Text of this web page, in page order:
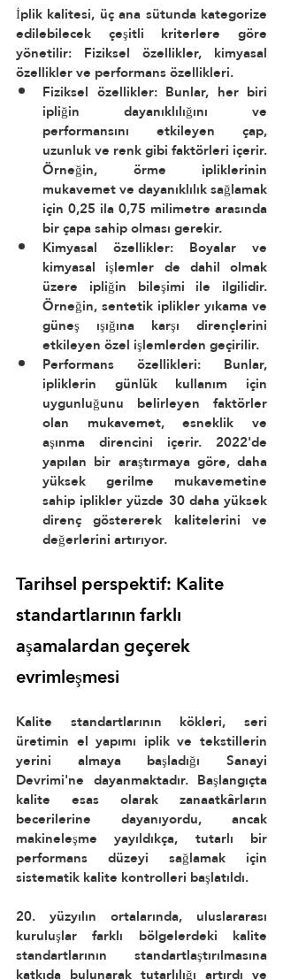
İplik kalitesi, üç ana sütunda kategorize
edilebilecek çeşitli kriterlere göre
yönetilir: Fiziksel özellikler, kimyasal
özellikler ve performans özellikleri.
Fiziksel özellikler: Bunlar, her biri
ipliğin dayanıklılığını ve
performansını etkileyen çap,
uzunluk ve renk gibi faktörleri içerir.
Örneğin, örme ipliklerinin
mukavemet ve dayanıklılık sağlamak
için 0,25 ila 0,75 milimetre arasında
bir çapa sahip olması gerekir.
Kimyasal özellikler: Boyalar ve
kimyasal işlemler de dahil olmak
üzere ipliğin bileşimi ile ilgilidir.
Örneğin, sentetik iplikler yıkama ve
güneş ışığına karşı dirençlerini
etkileyen özel işlemlerden geçirilir.
Performans özellikleri: Bunlar,
ipliklerin günlük kullanım için
uygunluğunu belirleyen faktörler
olan mukavemet, esneklik ve
aşınma direncini içerir. 2022'de
yapılan bir araştırmaya göre, daha
yüksek gerilme mukavemetine
sahip iplikler yüzde 30 daha yüksek
direnç göstererek kalitelerini ve
değerlerini artırıyor.
Tarihsel perspektif: Kalite
standartlarının farklı
aşamalardan geçerek
evrimleşmesi
Kalite standartlarının kökleri, seri
üretimin el yapımı iplik ve tekstillerin
yerini almaya başladığı Sanayi
Devrimi'ne dayanmaktadır. Başlangıçta
kalite esas olarak zanaatkârların
becerilerine dayanıyordu, ancak
makineleşme yayıldıkça, tutarlı bir
performans düzeyi sağlamak için
sistematik kalite kontrolleri başlatıldı.
20. yüzyılın ortalarında, uluslararası
kuruluşlar farklı bölgelerdeki kalite
standartlarının standartlaştırılmasına
katkıda bulunarak tutarlılığı artırdı ve